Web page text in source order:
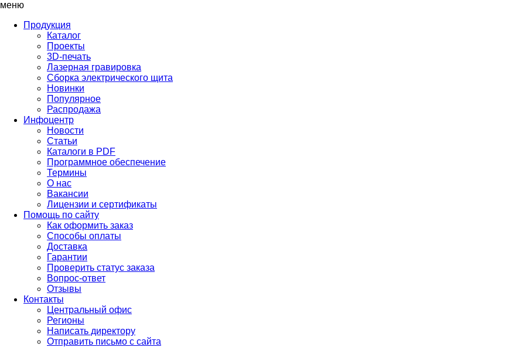
меню
Продукция
Каталог
Проекты
3D-печать
Лазерная гравировка
Сборка электрического щита
Новинки
Популярное
Распродажа
Инфоцентр
Новости
Статьи
Каталоги в PDF
Программное обеспечение
Термины
О нас
Вакансии
Лицензии и сертификаты
Помощь по сайту
Как оформить заказ
Способы оплаты
Доставка
Гарантии
Проверить статус заказа
Вопрос-ответ
Отзывы
Контакты
Центральный офис
Регионы
Написать директору
Отправить письмо с сайта